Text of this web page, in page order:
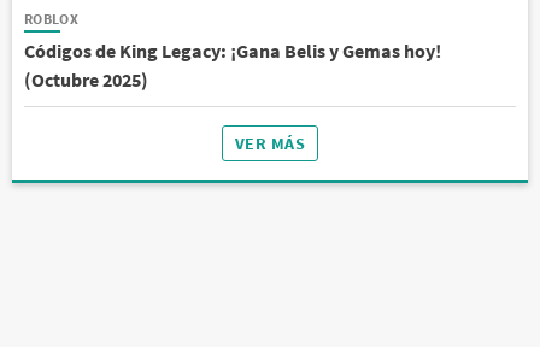
ROBLOX
Códigos de King Legacy: ¡Gana Belis y Gemas hoy!
(Octubre 2025)
VER MÁS